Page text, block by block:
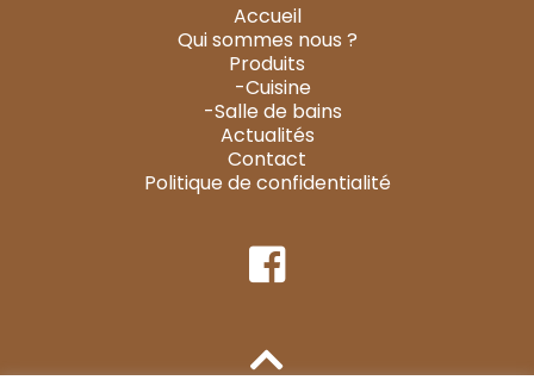
Accueil
Qui sommes nous ?
Produits
-Cuisine
-Salle de bains
Actualités
Contact
Politique de confidentialité